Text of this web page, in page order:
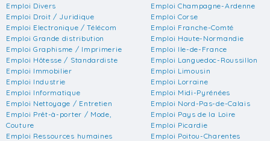
Emploi Divers
Emploi Droit / Juridique
Emploi Electronique / Télécom
Emploi Grande distribution
Emploi Graphisme / Imprimerie
Emploi Hôtesse / Standardiste
Emploi Immobilier
Emploi Industrie
Emploi Informatique
Emploi Nettoyage / Entretien
Emploi Prêt-à-porter / Mode,
Couture
Emploi Ressources humaines
Emploi Champagne-Ardenne
Emploi Corse
Emploi Franche-Comté
Emploi Haute-Normandie
Emploi Ile-de-France
Emploi Languedoc-Roussillon
Emploi Limousin
Emploi Lorraine
Emploi Midi-Pyrénées
Emploi Nord-Pas-de-Calais
Emploi Pays de la Loire
Emploi Picardie
Emploi Poitou-Charentes